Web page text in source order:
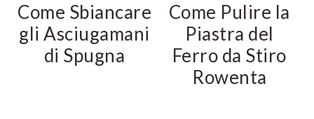
Come Sbiancare
gli Asciugamani
di Spugna
Come Pulire la
Piastra del
Ferro da Stiro
Rowenta